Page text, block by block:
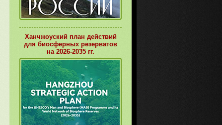
Ханчжоуский план действий
для биосферных резерватов
на 2026-2035 гг.